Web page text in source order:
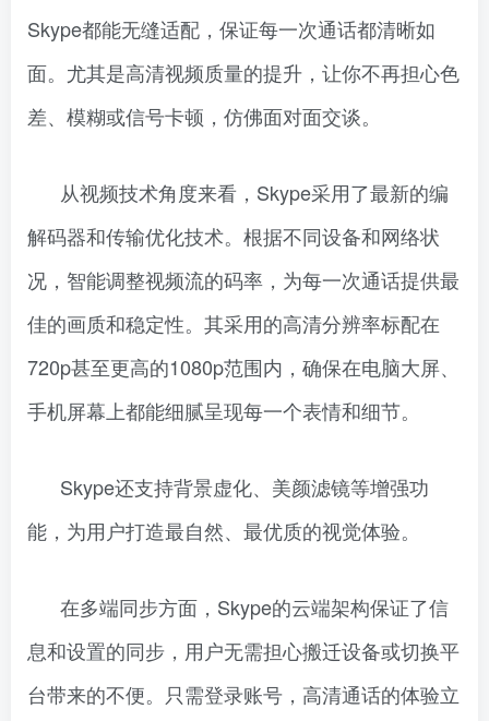
Skype都能无缝适配，保证每一次通话都清晰如
面。尤其是高清视频质量的提升，让你不再担心色
差、模糊或信号卡顿，仿佛面对面交谈。
从视频技术角度来看，Skype采用了最新的编
解码器和传输优化技术。根据不同设备和网络状
况，智能调整视频流的码率，为每一次通话提供最
佳的画质和稳定性。其采用的高清分辨率标配在
720p甚至更高的1080p范围内，确保在电脑大屏、
手机屏幕上都能细腻呈现每一个表情和细节。
Skype还支持背景虚化、美颜滤镜等增强功
能，为用户打造最自然、最优质的视觉体验。
在多端同步方面，Skype的云端架构保证了信
息和设置的同步，用户无需担心搬迁设备或切换平
台带来的不便。只需登录账号，高清通话的体验立